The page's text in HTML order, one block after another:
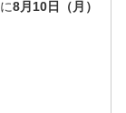
に8月10日（月）